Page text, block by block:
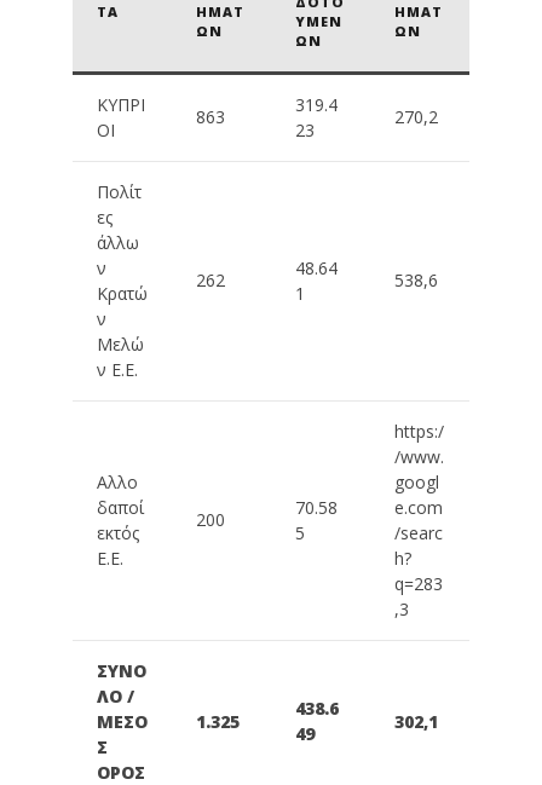
ΤΑ
ΗΜΆΤ
ΩΝ
ΎΜΕΝ
ΩΝ
ΗΜΆΤ
ΩΝ
ΚΎΠΡΙ
ΟΙ
863
319.4
23
270,2
Πολίτ
ες
άλλω
ν
Κρατώ
ν
Μελώ
ν Ε.Ε.
262
48.64
1
538,6
Αλλο
δαποί
εκτός
Ε.Ε.
200
70.58
5
https:/
/www.
googl
e.com
/searc
h?
q=283
,3
ΣΥΝΟ
ΛΟ /
ΜΕΣΟ
Σ
ΟΡΟΣ
1.325
438.6
49
302,1